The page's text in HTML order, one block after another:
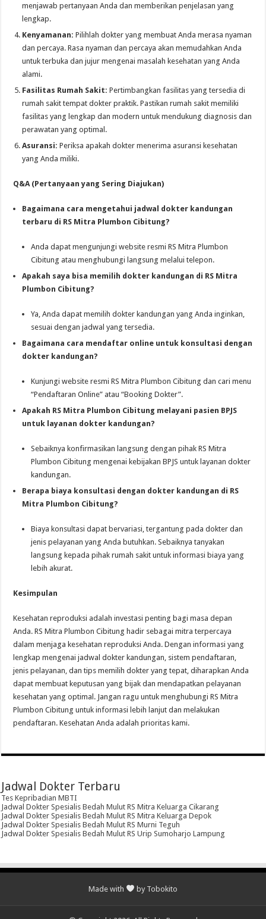
menjawab pertanyaan Anda dan memberikan penjelasan yang
lengkap.
Kenyamanan: Pilihlah dokter yang membuat Anda merasa nyaman
dan percaya. Rasa nyaman dan percaya akan memudahkan Anda
untuk terbuka dan jujur mengenai masalah kesehatan yang Anda
alami.
Fasilitas Rumah Sakit: Pertimbangkan fasilitas yang tersedia di
rumah sakit tempat dokter praktik. Pastikan rumah sakit memiliki
fasilitas yang lengkap dan modern untuk mendukung diagnosis dan
perawatan yang optimal.
Asuransi: Periksa apakah dokter menerima asuransi kesehatan
yang Anda miliki.
Q&A (Pertanyaan yang Sering Diajukan)
Bagaimana cara mengetahui jadwal dokter kandungan
terbaru di RS Mitra Plumbon Cibitung?
Anda dapat mengunjungi website resmi RS Mitra Plumbon
Cibitung atau menghubungi langsung melalui telepon.
Apakah saya bisa memilih dokter kandungan di RS Mitra
Plumbon Cibitung?
Ya, Anda dapat memilih dokter kandungan yang Anda inginkan,
sesuai dengan jadwal yang tersedia.
Bagaimana cara mendaftar online untuk konsultasi dengan
dokter kandungan?
Kunjungi website resmi RS Mitra Plumbon Cibitung dan cari menu
“Pendaftaran Online” atau “Booking Dokter”.
Apakah RS Mitra Plumbon Cibitung melayani pasien BPJS
untuk layanan dokter kandungan?
Sebaiknya konfirmasikan langsung dengan pihak RS Mitra
Plumbon Cibitung mengenai kebijakan BPJS untuk layanan dokter
kandungan.
Berapa biaya konsultasi dengan dokter kandungan di RS
Mitra Plumbon Cibitung?
Biaya konsultasi dapat bervariasi, tergantung pada dokter dan
jenis pelayanan yang Anda butuhkan. Sebaiknya tanyakan
langsung kepada pihak rumah sakit untuk informasi biaya yang
lebih akurat.
Kesimpulan
Kesehatan reproduksi adalah investasi penting bagi masa depan
Anda. RS Mitra Plumbon Cibitung hadir sebagai mitra terpercaya
dalam menjaga kesehatan reproduksi Anda. Dengan informasi yang
lengkap mengenai jadwal dokter kandungan, sistem pendaftaran,
jenis pelayanan, dan tips memilih dokter yang tepat, diharapkan Anda
dapat membuat keputusan yang bijak dan mendapatkan pelayanan
kesehatan yang optimal. Jangan ragu untuk menghubungi RS Mitra
Plumbon Cibitung untuk informasi lebih lanjut dan melakukan
pendaftaran. Kesehatan Anda adalah prioritas kami.
Jadwal Dokter Terbaru
Tes Kepribadian MBTI
Jadwal Dokter Spesialis Bedah Mulut RS Mitra Keluarga Cikarang
Jadwal Dokter Spesialis Bedah Mulut RS Mitra Keluarga Depok
Jadwal Dokter Spesialis Bedah Mulut RS Murni Teguh
Jadwal Dokter Spesialis Bedah Mulut RS Urip Sumoharjo Lampung
Made with by Tobokito